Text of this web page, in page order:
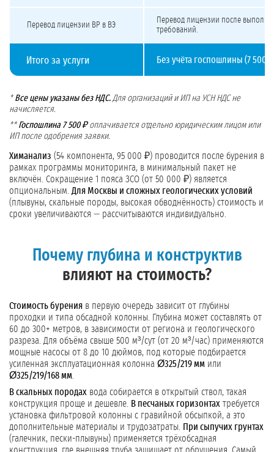
Перевод лицензии ВР в ВЭ
Перевод лицензии после
требований.
Итого за услуги Без учёта госпошлины (7 500
* Все цены указаны без НДС. Для организаций и ИП на УСН НДС не
начисляется.
** Госпошлина 7 500 ₽оплачивается отдельно юридическим лицом или
ИП после одобрения заявки.
Химанализ (54 компонента, 95 000 ₽) проводится после бурения в
рамках программы мониторинга, в минимальный пакет не
включён. Сокращение 1 пояса ЗСО (от 50 000 ₽) является
опциональным. Для Москвы и сложных геологических условий
(плывуны, скальные породы, высокая обводнённость) стоимость и
сроки увеличиваются — рассчитываются индивидуально.
Почему глубина и конструктив
влияют на стоимость?
Стоимость бурения в первую очередь зависит от глубины
проходки и типа обсадной колонны. Глубина может составлять от
60 до 300+ метров, в зависимости от региона и геологического
разреза. Для объёма свыше 500 м³/сут (от 20 м³/час) применяются
мощные насосы от 8 до 10 дюймов, под которые подбирается
усиленная эксплуатационная колонна Ø325/219 мм или
Ø325/219/168 мм
В скальных породах вода собирается в открытый ствол, такая
конструкция проще и дешевле. В песчаных горизонтах требуется
установка фильтровой колонны с гравийной обсыпкой, а это
дополнительные материалы и трудозатраты. При сыпучих грунтах
(галечник, пески-плывуны) применяется трёхобсадная